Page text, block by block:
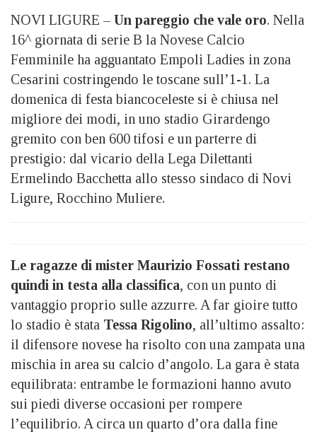
NOVI LIGURE – Un pareggio che vale oro. Nella
16^ giornata di serie B la Novese Calcio
Femminile ha agguantato Empoli Ladies in zona
Cesarini costringendo le toscane sull’1-1. La
domenica di festa biancoceleste si è chiusa nel
migliore dei modi, in uno stadio Girardengo
gremito con ben 600 tifosi e un parterre di
prestigio: dal vicario della Lega Dilettanti
Ermelindo Bacchetta allo stesso sindaco di Novi
Ligure, Rocchino Muliere.
Le ragazze di mister Maurizio Fossati restano
quindi in testa alla classifica, con un punto di
vantaggio proprio sulle azzurre. A far gioire tutto
lo stadio è stata Tessa Rigolino, all’ultimo assalto:
il difensore novese ha risolto con una zampata una
mischia in area su calcio d’angolo. La gara è stata
equilibrata: entrambe le formazioni hanno avuto
sui piedi diverse occasioni per rompere
l’equilibrio. A circa un quarto d’ora dalla fine